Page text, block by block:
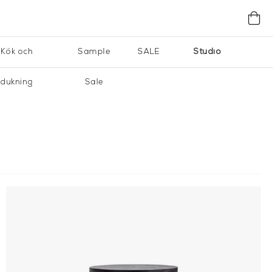
Studio
Kök och
dukning
Sample
Sale
SALE